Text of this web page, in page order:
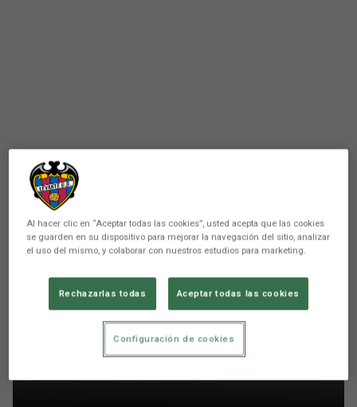
VETERANOS
Los Veteranos visitan al
Albacete Balompié
Al hacer clic en “Aceptar todas las cookies”, usted acepta que las cookies
se guarden en su dispositivo para mejorar la navegación del sitio, analizar
el uso del mismo, y colaborar con nuestros estudios para marketing.
Rechazarlas todas Aceptar todas las cookies
Configuración de cookies